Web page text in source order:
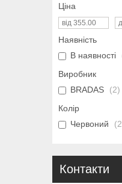
Ціна
Наявність
В наявності
Виробник
BRADAS
2
Колір
Червоний
2
Контакти